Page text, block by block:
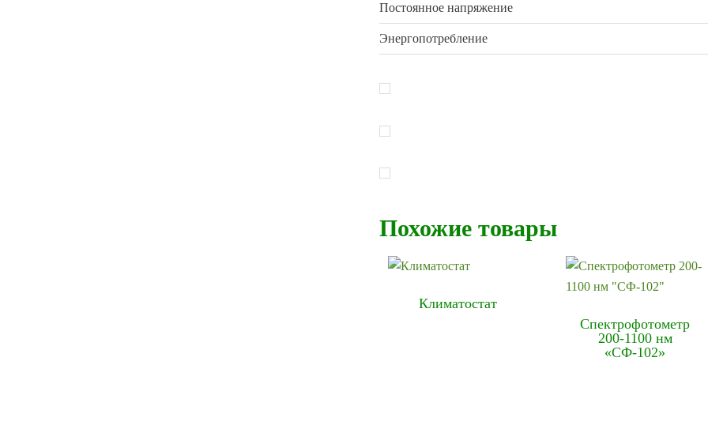
Постоянное напряжение
Энергопотребление
Похожие товары
Климатостат
Спектрофотометр
200-1100 нм
«СФ-102»